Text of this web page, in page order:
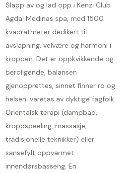
Slapp av og lad opp i Kenzi Club
Agdal Medinas spa, med 1500
kvadratmeter dedikert til
avslapning, velvære og harmoni i
kroppen. Det er oppkvikkende og
beroligende, balansen
gjenopprettes, sinnet finner ro og
helsen ivaretas av dyktige fagfolk.
Orientalsk terapi (dampbad,
kroppspeeling, massasje,
tradisjonelle teknikker) eller
sansefylt oppvarmet
innendørsbasseng. En